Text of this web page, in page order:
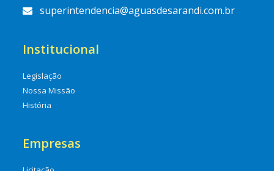
superintendencia@aguasdesarandi.com.br
Institucional
Legislação
Nossa Missão
História
Empresas